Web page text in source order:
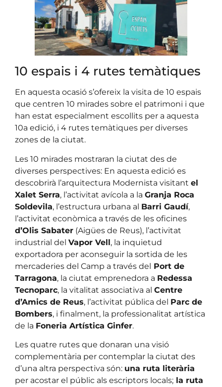
10 espais i 4 rutes temàtiques
En aquesta ocasió s’ofereix la visita de 10 espais
que centren 10 mirades sobre el patrimoni i que
han estat especialment escollits per a aquesta
10a edició, i 4 rutes temàtiques per diverses
zones de la ciutat.
Les 10 mirades mostraran la ciutat des de
diverses perspectives: En aquesta edició es
descobrirà l’arquitectura Modernista visitant el
Xalet Serra, l’activitat avícola a la Granja Roca
Soldevila, l’estructura urbana al Barri Gaudí,
l’activitat econòmica a través de les oficines
d’Olis Sabater (Aigües de Reus), l’activitat
industrial del Vapor Vell, la inquietud
exportadora per aconseguir la sortida de les
mercaderies del Camp a través del Port de
Tarragona, la ciutat emprenedora a Redessa
Tecnoparc, la vitalitat associativa al Centre
d’Amics de Reus, l’activitat pública del Parc de
Bombers, i finalment, la professionalitat artística
de la Foneria Artística Ginfer.
Les quatre rutes que donaran una visió
complementària per contemplar la ciutat des
d’una altra perspectiva són: una ruta literària
per acostar el públic als escriptors locals; la ruta